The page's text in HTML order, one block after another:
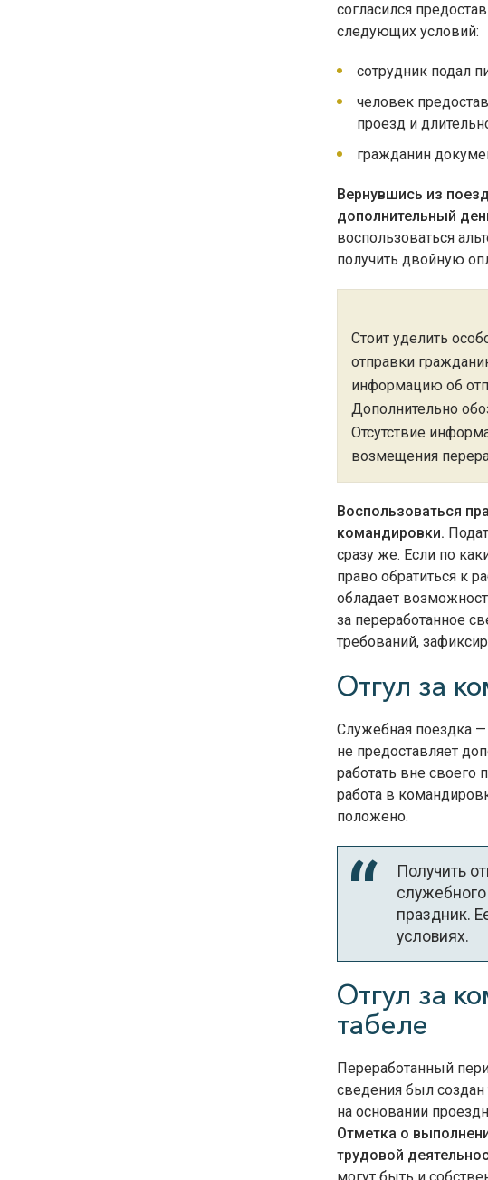
согласился
следующих условий:
сотрудник подал
человек
проезд и
гражданин
Вернувшись из
дополнительный
воспользоваться
получить двойную
Стоит уделить
отправки
информацию об
Дополнительно
Отсутствие
возмещения
Воспользоваться
командировки.
сразу же. Если по
право обратиться к
обладает
за переработанное
требований,
Отгул за
Служебная поездка —
не предоставляет
работать вне своего
работа в
положено.
Получить
праздник.
условиях.
Отгул за
табеле
Переработанный
сведения был создан
на основании
Отметка о
трудовой